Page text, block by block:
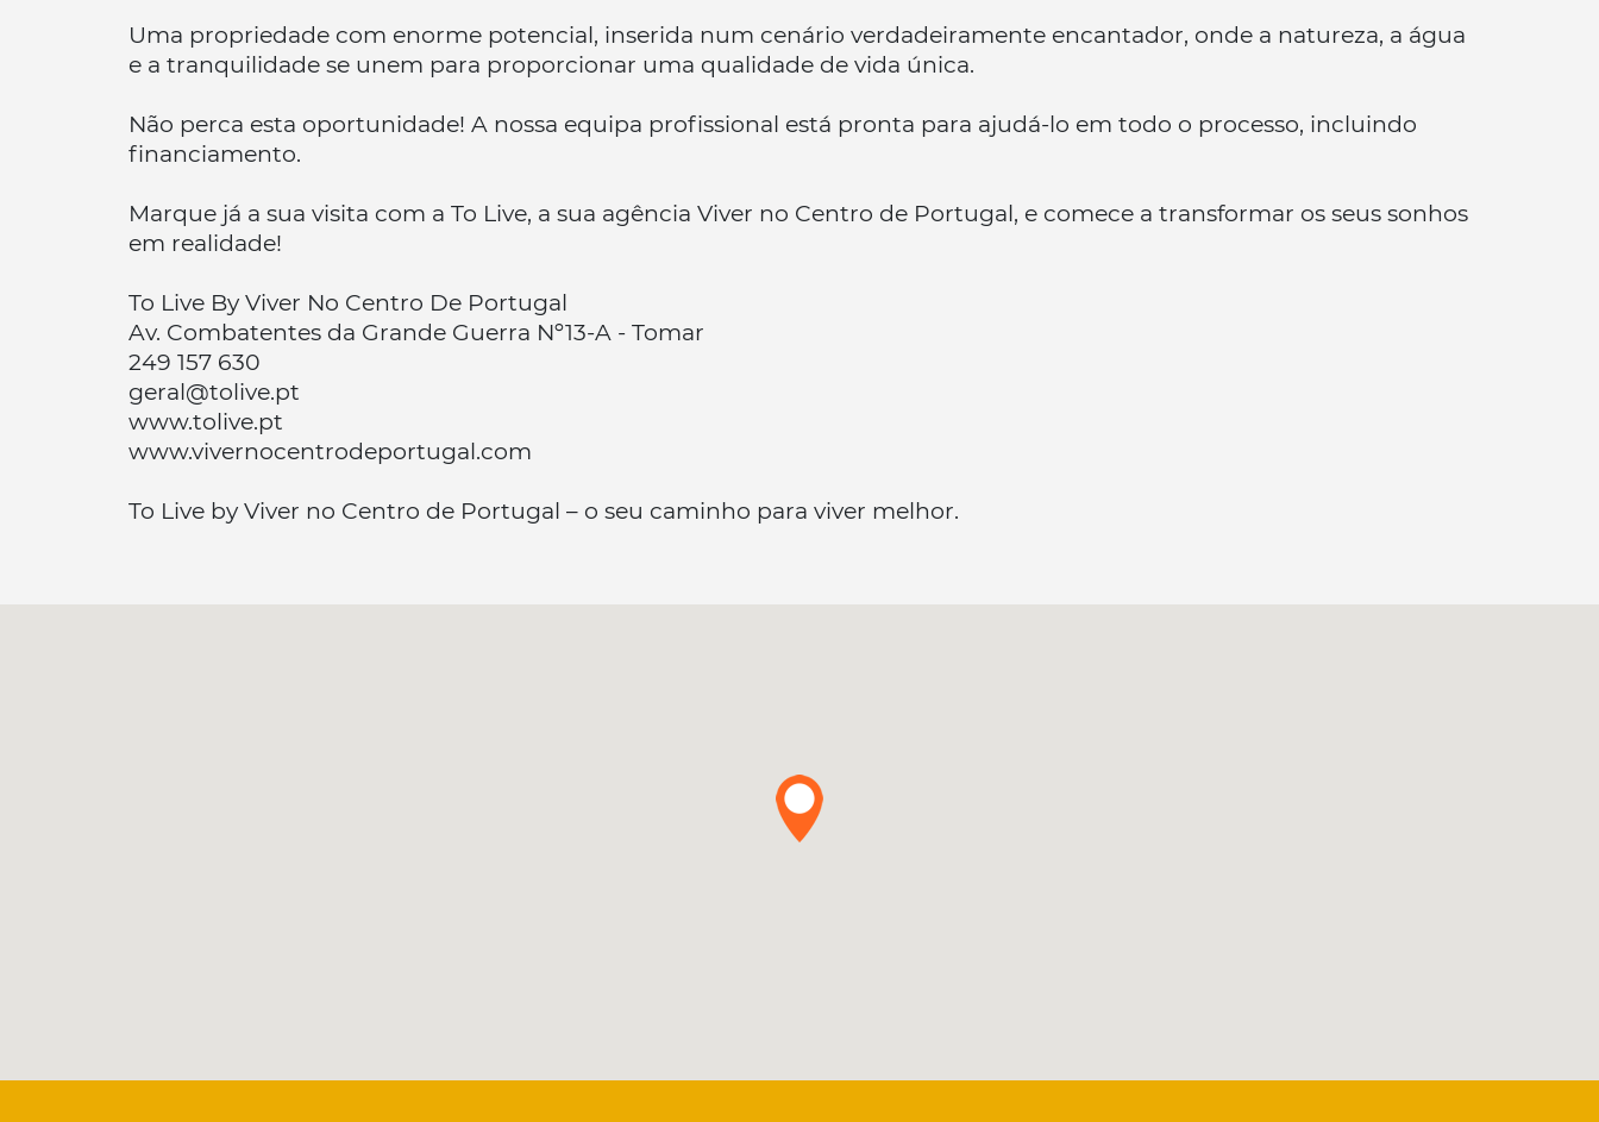
Uma propriedade com enorme potencial, inserida num cenário verdadeiramente encantador, onde a natureza, a água
e a tranquilidade se unem para proporcionar uma qualidade de vida única.
Não perca esta oportunidade! A nossa equipa profissional está pronta para ajudá-lo em todo o processo, incluindo
financiamento.
Marque já a sua visita com a To Live, a sua agência Viver no Centro de Portugal, e comece a transformar os seus sonhos
em realidade!
To Live By Viver No Centro De Portugal
Av. Combatentes da Grande Guerra Nº13-A - Tomar
249 157 630
geral@tolive.pt
www.tolive.pt
www.vivernocentrodeportugal.com
To Live by Viver no Centro de Portugal – o seu caminho para viver melhor.